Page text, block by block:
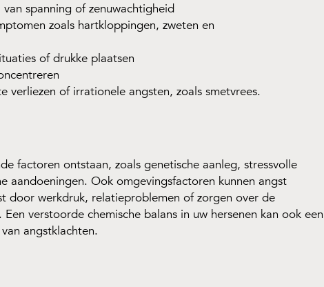
spanning of zenuwachtigheid
zoals hartkloppingen, zweten en
of drukke plaatsen
verliezen of irrationele angsten, zoals smetvrees.
factoren ontstaan, zoals genetische aanleg, stressvolle
aandoeningen. Ook omgevingsfactoren kunnen angst
door werkdruk, relatieproblemen of zorgen over de
verstoorde chemische balans in uw hersenen kan ook een
angstklachten.